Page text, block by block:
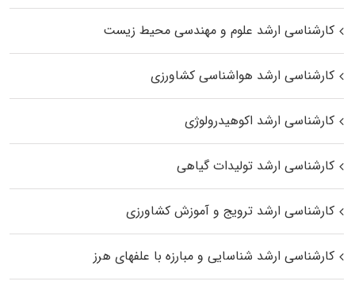
کارشناسی ارشد علوم و مهندسی محیط زیست
کارشناسی ارشد هواشناسی کشاورزی
کارشناسی ارشد اکوهیدرولوژی
کارشناسی ارشد تولیدات گیاهی
کارشناسی ارشد ترویج و آموزش کشاورزی
کارشناسی ارشد شناسایی و مبارزه با علفهای هرز